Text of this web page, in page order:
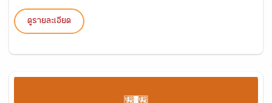
ดูรายละเอียด